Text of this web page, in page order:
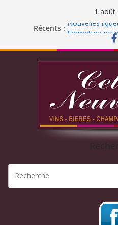
1 août
Récents : Nouvelles
Fermeture
Liqueur